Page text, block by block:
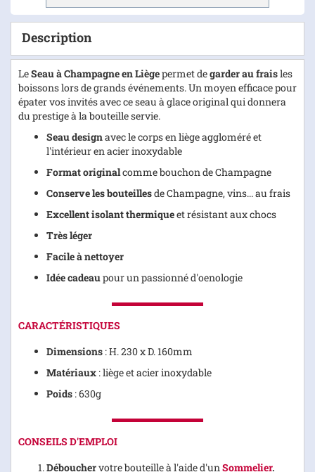
Description
LeSeau à Champagne en Liègepermet degarder au fraisles
boissons lors de grands événements. Un moyen efficace pour
épater vos invités avec ce seau à glace original qui donnera
du prestige à la bouteille servie.
Seau designavec le corps en liège aggloméré et
l'intérieur en acier inoxydable
Format originalcomme bouchon de Champagne
Conserve les bouteillesde Champagne, vins... au frais
Excellent isolant thermiqueet résistant aux chocs
Très léger
Facile à nettoyer
Idée cadeaupour un passionné d'oenologie
CARACTÉRISTIQUES
Dimensions : H. 230 x D. 160mm
Matériaux : liège et acier inoxydable
Poids : 630g
CONSEILS D'EMPLOI
Débouchervotre bouteille à l'aide d'unSommelier.